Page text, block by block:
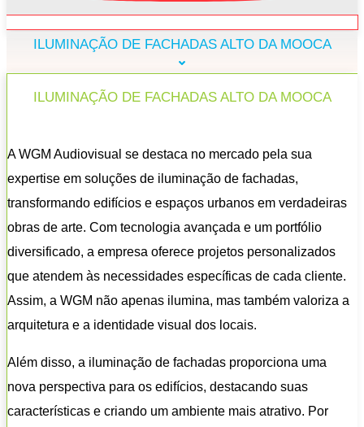
ILUMINAÇÃO DE FACHADAS ALTO DA MOOCA
ILUMINAÇÃO DE FACHADAS ALTO DA MOOCA
A WGM Audiovisual se destaca no mercado pela sua
expertise em soluções de iluminação de fachadas,
transformando edifícios e espaços urbanos em verdadeiras
obras de arte. Com tecnologia avançada e um portfólio
diversificado, a empresa oferece projetos personalizados
que atendem às necessidades específicas de cada cliente.
Assim, a WGM não apenas ilumina, mas também valoriza a
arquitetura e a identidade visual dos locais.
Além disso, a iluminação de fachadas proporciona uma
nova perspectiva para os edifícios, destacando suas
características e criando um ambiente mais atrativo. Por